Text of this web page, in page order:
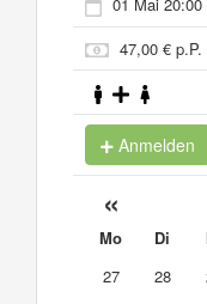
47,00 € p.P.
Anmelden
«
Mo Di
27
28